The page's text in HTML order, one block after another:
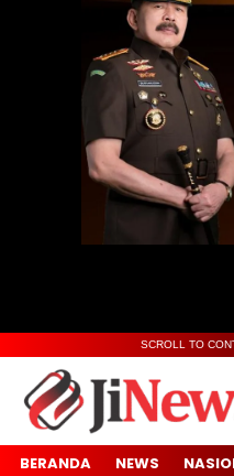
SCROLL TO
BERANDA NEWS